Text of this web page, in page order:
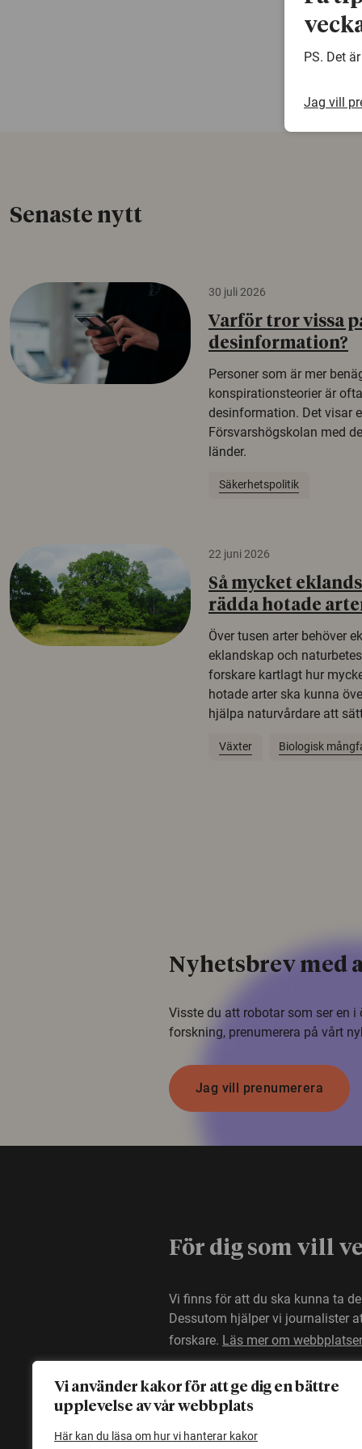
Vi använder kakor för att ge dig en bättre
upplevelse av vår webbplats
Här kan du läsa om hur vi hanterar kakor
Senaste nytt
30 juli 2026
Varför tror vissa
desinformation?
Personer som är mer
konspirationsteorier är
desinformation. Det visar
Försvarshögskolan med
länder.
Säkerhetspolitik
22 juni 2026
Så mycket
rädda hotade
Över tusen arter behöver
eklandskap och
forskare kartlagt hur
hotade arter ska kunna
hjälpa naturvårdare att
Växter Biologisk
Nyhetsbrev med
Visste du att robotar som ser en
forskning, prenumerera på vårt
Jag vill prenumerera
För dig som vill
Vi finns för att du ska kunna ta
Dessutom hjälper vi journalister
forskare. Läs mer om
PS. Det
Jag vill